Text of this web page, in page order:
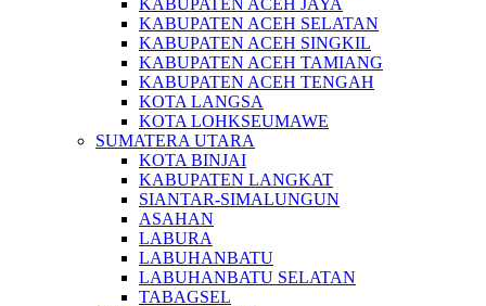
KABUPATEN ACEH JAYA
KABUPATEN ACEH SELATAN
KABUPATEN ACEH SINGKIL
KABUPATEN ACEH TAMIANG
KABUPATEN ACEH TENGAH
KOTA LANGSA
KOTA LOHKSEUMAWE
SUMATERA UTARA
KOTA BINJAI
KABUPATEN LANGKAT
SIANTAR-SIMALUNGUN
ASAHAN
LABURA
LABUHANBATU
LABUHANBATU SELATAN
TABAGSEL